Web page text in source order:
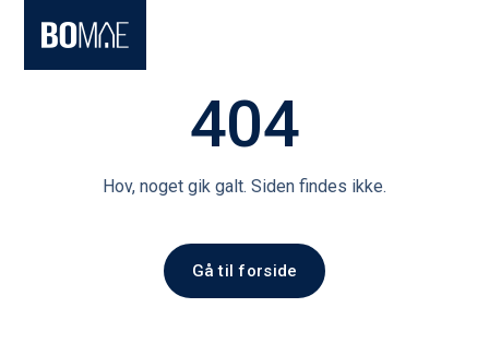
404
Hov, noget gik galt. Siden findes ikke.
Gå til forside